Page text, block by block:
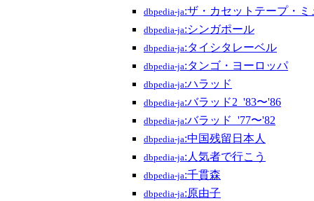
dbpedia-ja:ザ・カセットテープ・ミ
dbpedia-ja:シンガポール
dbpedia-ja:タイシタレーベル
dbpedia-ja:タンゴ・ヨーロッパ
dbpedia-ja:ハラッド
dbpedia-ja:バラッド2_'83〜'86
dbpedia-ja:バラッド_'77〜'82
dbpedia-ja:中国残留日本人
dbpedia-ja:人気者で行こう
dbpedia-ja:千貫森
dbpedia-ja:原由子